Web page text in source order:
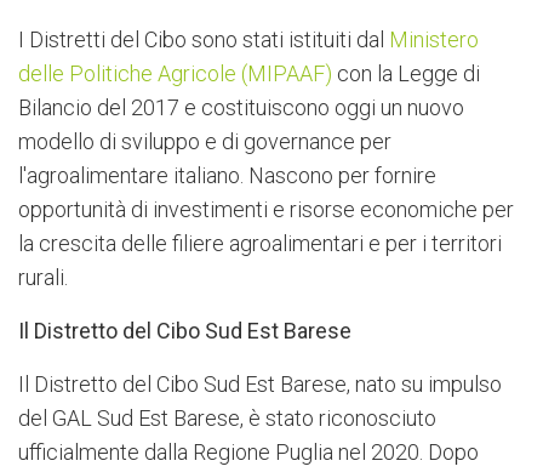
I Distretti del Cibo sono stati istituiti dal Ministero
delle Politiche Agricole (MIPAAF) con la Legge di
Bilancio del 2017 e costituiscono oggi un nuovo
modello di sviluppo e di governance per
l'agroalimentare italiano. Nascono per fornire
opportunità di investimenti e risorse economiche per
la crescita delle filiere agroalimentari e per i territori
rurali.
Il Distretto del Cibo Sud Est Barese
Il Distretto del Cibo Sud Est Barese, nato su impulso
del GAL Sud Est Barese, è stato riconosciuto
ufficialmente dalla Regione Puglia nel 2020. Dopo